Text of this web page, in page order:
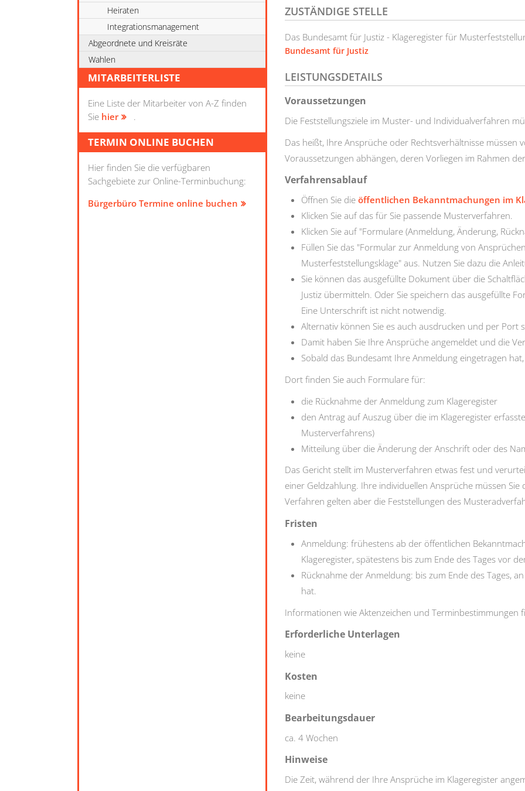
Heiraten
Integrationsmanagement
Abgeordnete und Kreisräte
Wahlen
MITARBEITERLISTE
Eine Liste der Mitarbeiter von A-Z finden
Sie hier .
TERMIN ONLINE BUCHEN
Hier finden Sie die verfügbaren
Sachgebiete zur Online-Terminbuchung:
Bürgerbüro Termine online buchen
ZUSTÄNDIGE STELLE
Das Bundesamt für Justiz - Klageregister für
Bundesamt für Justiz
LEISTUNGSDETAILS
Voraussetzungen
Die Feststellungsziele im Muster- und Individualverfahren
Das heißt, Ihre Ansprüche oder Rechtsverhältnisse müssen
Voraussetzungen abhängen, deren Vorliegen im Rahmen
Verfahrensablauf
Öffnen Sie die öffentlichen Bekanntmachungen im
Klicken Sie auf das für Sie passende Musterverfahren.
Klicken Sie auf "Formulare (Anmeldung, Änderung,
Füllen Sie das "Formular zur Anmeldung von
Musterfeststellungsklage" aus. Nutzen Sie dazu die
Sie können das ausgefüllte Dokument über die
Justiz übermitteln. Oder Sie speichern das ausgefüllte
Eine Unterschrift ist nicht notwendig.
Alternativ können Sie es auch ausdrucken und per Port
Damit haben Sie Ihre Ansprüche angemeldet und die
Sobald das Bundesamt Ihre Anmeldung eingetragen hat,
Dort finden Sie auch Formulare für:
die Rücknahme der Anmeldung zum Klageregister
den Antrag auf Auszug über die im Klageregister
Musterverfahrens)
Mitteilung über die Änderung der Anschrift oder des
Das Gericht stellt im Musterverfahren etwas fest und
einer Geldzahlung. Ihre individuellen Ansprüche müssen Sie
Verfahren gelten aber die Feststellungen des
Fristen
Anmeldung: frühestens ab der öffentlichen
Klageregister, spätestens bis zum Ende des Tages vor
Rücknahme der Anmeldung: bis zum Ende des Tages,
hat.
Informationen wie Aktenzeichen und Terminbestimmungen
Erforderliche Unterlagen
keine
Kosten
keine
Bearbeitungsdauer
ca. 4 Wochen
Hinweise
Die Zeit, während der Ihre Ansprüche im Klageregister